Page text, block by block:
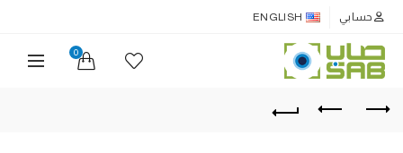
حسابي ENGLISH
0